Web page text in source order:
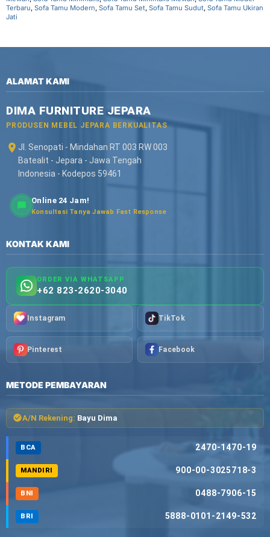
Terbaru, Sofa Tamu Modern, Sofa Tamu Set, Sofa Tamu Sudut, Sofa Tamu Ukiran
Jati
ALAMAT KAMI
DIMA FURNITURE JEPARA
PRODUSEN MEBEL JEPARA BERKUALITAS
Jl. Senopati - Mindahan RT 003 RW 003
Batealit - Jepara - Jawa Tengah
Indonesia - Kodepos 59461
Online 24 Jam!
Konsultasi Tanya Jawab Fast Response
KONTAK KAMI
ORDER VIA WHATSAPP
+62 823-2620-3040
Instagram TikTok
Pinterest Facebook
METODE PEMBAYARAN
A/N Rekening: Bayu Dima
BCA 2470-1470-19
MANDIRI 900-00-3025718-3
BNI 0488-7906-15
BRI 5888-0101-2149-532